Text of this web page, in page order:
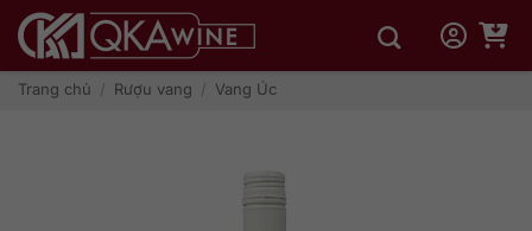
qua
dungTrang chủ / Rượu vang / Vang Úc